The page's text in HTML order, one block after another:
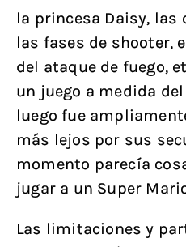
la princesa Daisy, las
las fases de shooter,
del ataque de fuego,
un juego a medida
luego fue
más lejos por sus
momento parecía
jugar a un Super
Las limitaciones y